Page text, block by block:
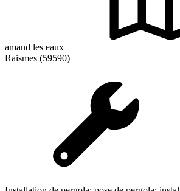
amand les eaux
Raismes (59590)